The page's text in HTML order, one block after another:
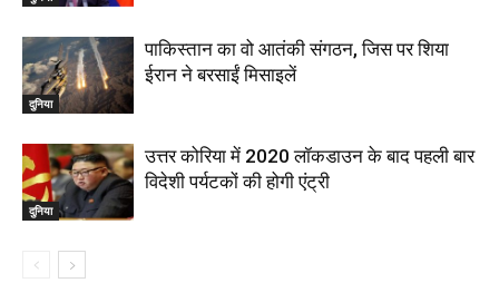
दुनिया
पाकिस्तान का वो आतंकी संगठन, जिस पर शिया
ईरान ने बरसाईं मिसाइलें
दुनिया
उत्तर कोरिया में 2020 लॉकडाउन के बाद पहली बार
विदेशी पर्यटकों की होगी एंट्री